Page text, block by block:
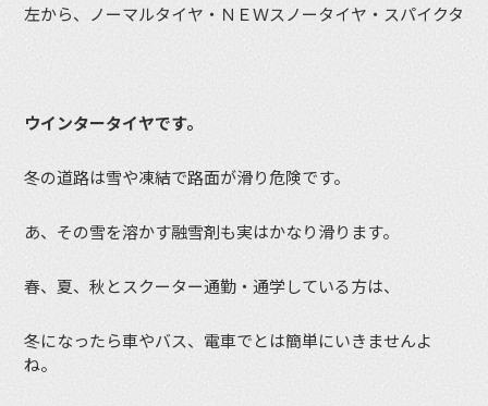
左から、ノーマルタイヤ・ＮＥＷスノータイヤ・スパイクタイ
ウインタータイヤです。
冬の道路は雪や凍結で路面が滑り危険です。
あ、その雪を溶かす融雪剤も実はかなり滑ります。
春、夏、秋とスクーター通勤・通学している方は、
冬になったら車やバス、電車でとは簡単にいきませんよ
ね。